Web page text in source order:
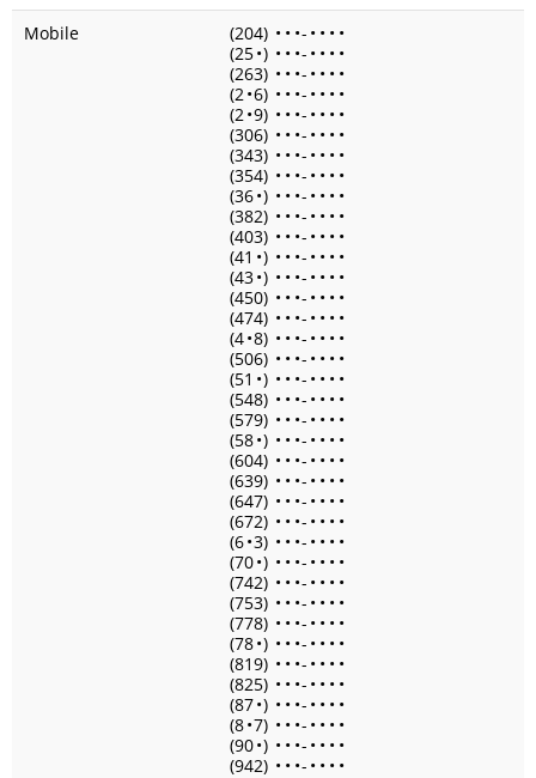
Mobile
(204) • • •- • • • •
(25•) • • •- • • • •
(263) • • •- • • • •
(2•6) • • •- • • • •
(2•9) • • •- • • • •
(306) • • •- • • • •
(343) • • •- • • • •
(354) • • •- • • • •
(36•) • • •- • • • •
(382) • • •- • • • •
(403) • • •- • • • •
(41 •) • • •- • • • •
(43•) • • •- • • • •
(450) • • •- • • • •
(474) • • •- • • • •
(4•8) • • •- • • • •
(506) • • •- • • • •
(51 •) • • •- • • • •
(548) • • •- • • • •
(579) • • •- • • • •
(58•) • • •- • • • •
(604) • • •- • • • •
(639) • • •- • • • •
(647) • • •- • • • •
(672) • • •- • • • •
(6•3) • • •- • • • •
(70•) • • •- • • • •
(742) • • •- • • • •
(753) • • •- • • • •
(778) • • •- • • • •
(78•) • • •- • • • •
(819) • • •- • • • •
(825) • • •- • • • •
(87•) • • •- • • • •
(8•7) • • •- • • • •
(90•) • • •- • • • •
(942) • • •- • • • •